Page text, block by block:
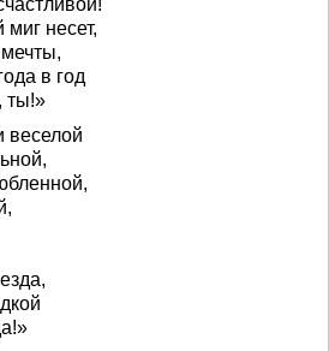
несет,
в год
ты!»
веселой